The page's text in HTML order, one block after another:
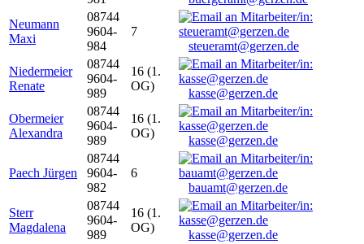
Neumann
Maxi
08744
9604-
984
7
steueramt@gerzen.de
Niedermeier
Renate
08744
9604-
989
16 (1.
OG)
kasse@gerzen.de
Obermeier
Alexandra
08744
9604-
989
16 (1.
OG)
kasse@gerzen.de
Paech Jürgen
08744
9604-
982
6
bauamt@gerzen.de
Sterr
Magdalena
08744
9604-
989
16 (1.
OG)
kasse@gerzen.de